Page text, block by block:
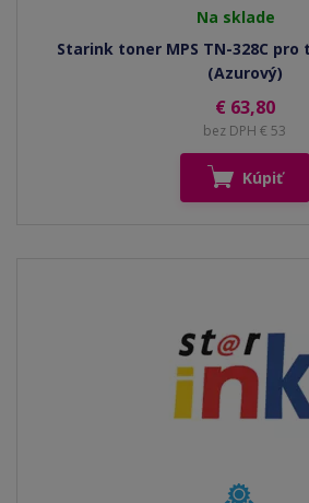
Na sklade
Starink toner MPS TN-328C
(Azurový)
€ 63,80
bez DPH € 53
Kúpiť